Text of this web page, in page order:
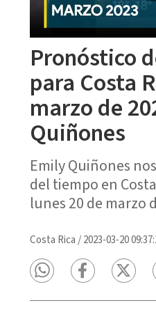
Pronóstico
para Costa
marzo de
Quiñones
Emily Quiñones
del tiempo en
lunes 20 de marzo
Costa Rica /2023-03-20